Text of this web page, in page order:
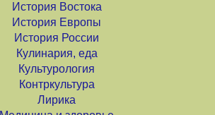
История Востока
История Европы
История России
Кулинария, еда
Культурология
Контркультура
Лирика